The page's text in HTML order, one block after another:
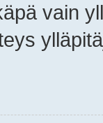
vain